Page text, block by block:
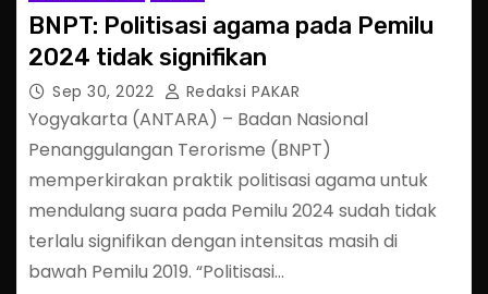
BNPT: Politisasi agama pada Pemilu
2024 tidak signifikan
Sep 30, 2022 Redaksi PAKAR
Yogyakarta (ANTARA) – Badan Nasional
Penanggulangan Terorisme (BNPT)
memperkirakan praktik politisasi agama untuk
mendulang suara pada Pemilu 2024 sudah tidak
terlalu signifikan dengan intensitas masih di
bawah Pemilu 2019. “Politisasi…